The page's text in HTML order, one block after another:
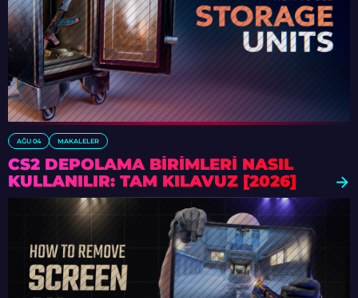
AĞU 04 MAKALELER
CS2 DEPOLAMA BIRIMLERI NASIL
KULLANILIR: TAM KILAVUZ [2026]